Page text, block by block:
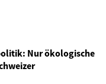
Nur ökologische